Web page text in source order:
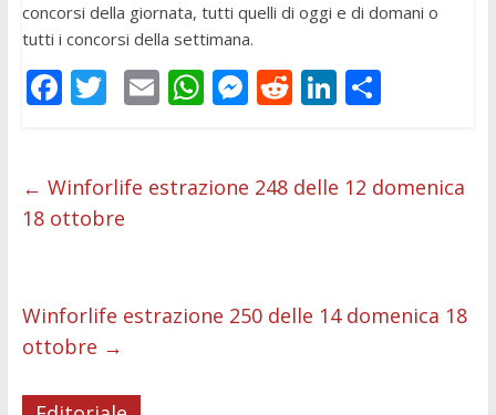
concorsi della giornata, tutti quelli di oggi e di domani o
tutti i concorsi della settimana.
F
b
o
k
T
er
E
l
W
s
p
M
e
er
R
di
Li
e
C
di
← Winforlife estrazione 248 delle 12 domenica
18 ottobre
Winforlife estrazione 250 delle 14 domenica 18
ottobre →